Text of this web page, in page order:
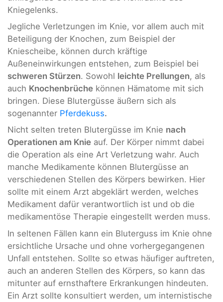
Kniegelenks.
Jegliche Verletzungen im Knie, vor allem auch mit
Beteiligung der Knochen, zum Beispiel der
Kniescheibe, können durch kräftige
Außeneinwirkungen entstehen, zum Beispiel bei
schweren Stürzen. Sowohl leichte Prellungen, als
auch Knochenbrüche können Hämatome mit sich
bringen. Diese Blutergüsse äußern sich als
sogenannter Pferdekuss.
Nicht selten treten Blutergüsse im Knie nach
Operationen am Knie auf. Der Körper nimmt dabei
die Operation als eine Art Verletzung wahr. Auch
manche Medikamente können Blutergüsse an
verschiedenen Stellen des Körpers bewirken. Hier
sollte mit einem Arzt abgeklärt werden, welches
Medikament dafür verantwortlich ist und ob die
medikamentöse Therapie eingestellt werden muss.
In seltenen Fällen kann ein Bluterguss im Knie ohne
ersichtliche Ursache und ohne vorhergegangenen
Unfall entstehen. Sollte so etwas häufiger auftreten,
auch an anderen Stellen des Körpers, so kann das
mitunter auf ernsthaftere Erkrankungen hindeuten.
Ein Arzt sollte konsultiert werden, um internistische